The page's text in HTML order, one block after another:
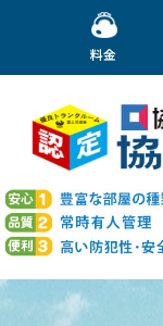
料金